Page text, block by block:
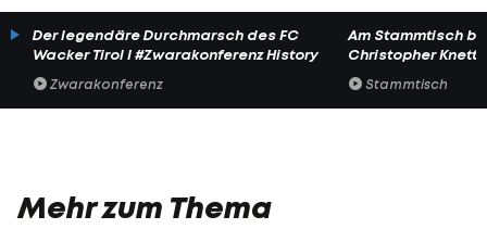
Der legendäre Durchmarsch des FC
Wacker Tirol I #Zwarakonferenz History
Zwarakonferenz
Am Stammtisch
Christopher Knett
Stammtisch
Mehr zum Thema